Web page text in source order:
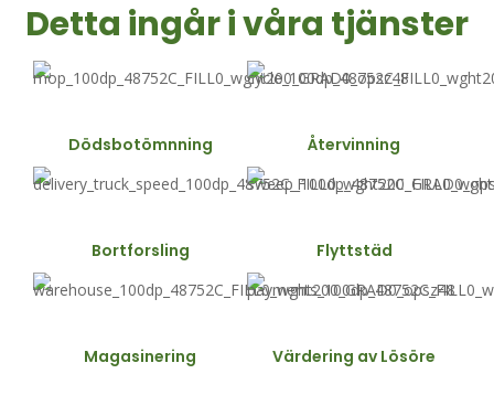
Detta ingår i våra tjänster
Dödsbotömnning Återvinning
Bortforsling Flyttstäd
Magasinering Värdering av Lösöre